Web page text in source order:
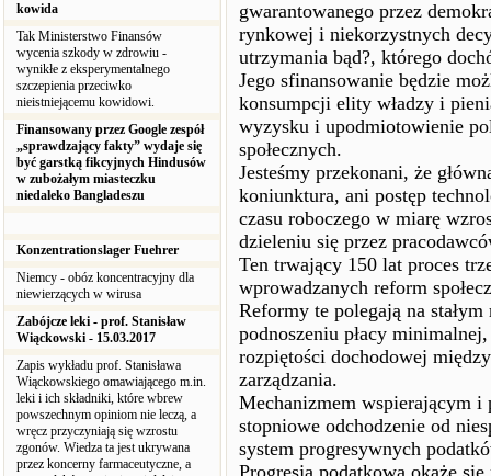
kowida
Tak Ministerstwo Finansów
wycenia szkody w zdrowiu -
wynikłe z eksperymentalnego
szczepienia przeciwko
nieistniejącemu kowidowi.
Finansowany przez Google zespół
„sprawdzający fakty” wydaje się
być garstką fikcyjnych Hindusów
w zubożałym miasteczku
niedaleko Bangladeszu
Konzentrationslager Fuehrer
Niemcy - obóz koncentracyjny dla
niewierzących w wirusa
Zabójcze leki - prof. Stanisław
Wiąckowski - 15.03.2017
Zapis wykładu prof. Stanisława
Wiąckowskiego omawiającego m.in.
leki i ich składniki, które wbrew
powszechnym opiniom nie leczą, a
wręcz przyczyniają się wzrostu
zgonów. Wiedza ta jest ukrywana
przez koncerny farmaceutyczne, a
gwarantowanego przez
rynkowej i niekorzystnych
utrzymania bąd?, którego
Jego sfinansowanie będzie
konsumpcji elity władzy i
wyzysku i upodmiotowienie
społecznych.
Jesteśmy przekonani, że
koniunktura, ani postęp
czasu roboczego w miarę
dzieleniu się przez
Ten trwający 150 lat proces
wprowadzanych reform
Reformy te polegają na
podnoszeniu płacy
rozpiętości dochodowej
zarządzania.
Mechanizmem wspierającym
stopniowe odchodzenie od
system progresywnych
Progresja podatkowa okaże